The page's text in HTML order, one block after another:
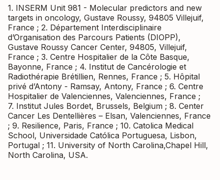
1. INSERM Unit 981 - Molecular predictors and new
targets in oncology, Gustave Roussy, 94805 Villejuif,
France ; 2. Département Interdisciplinaire
d’Organisation des Parcours Patients (DIOPP),
Gustave Roussy Cancer Center, 94805, Villejuif,
France ; 3. Centre Hospitalier de la Côte Basque,
Bayonne, France ; 4. Institut de Cancérologie et
Radiothérapie Brétillien, Rennes, France ; 5. Hôpital
privé d’Antony - Ramsay, Antony, France ; 6. Centre
Hospitalier de Valenciennes, Valenciennes, France ;
7. Institut Jules Bordet, Brussels, Belgium ; 8. Center
Cancer Les Dentellières – Elsan, Valenciennes, France
; 9. Resilience, Paris, France ; 10. Catolica Medical
School, Universidade Católica Portuguesa, Lisbon,
Portugal ; 11. University of North Carolina,Chapel Hill,
North Carolina, USA.